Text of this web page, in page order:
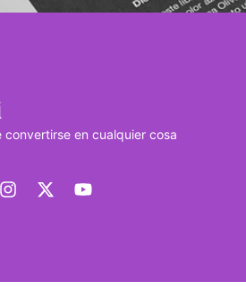
convertirse en cualquier cosa